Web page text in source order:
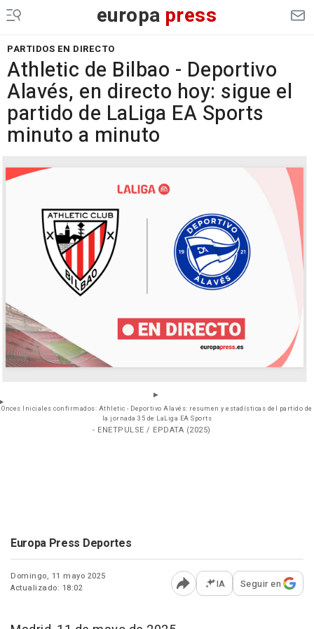
europa press
PARTIDOS EN DIRECTO
Athletic de Bilbao - Deportivo
Alavés, en directo hoy: sigue el
partido de LaLiga EA Sports
minuto a minuto
Onces Iniciales confirmados: Athletic - Deportivo Alavés: resumen y estadísticas del partido de
la jornada 35 de LaLiga EA Sports
- ENETPULSE / EPDATA (2025)
Europa Press Deportes
Domingo, 11 mayo 2025
Actualizado: 18:02
Abrir opciones para
IA Seguir en